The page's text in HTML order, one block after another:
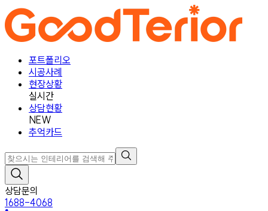
포트폴리오
시공사례
현장상황
실시간
상담현황
NEW
추억카드
상담문의
1688-4068